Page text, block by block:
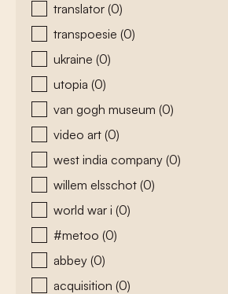
translator (0)
transpoesie (0)
ukraine (0)
utopia (0)
van gogh museum (0)
video art (0)
west india company (0)
willem elsschot (0)
world war i (0)
#metoo (0)
abbey (0)
acquisition (0)